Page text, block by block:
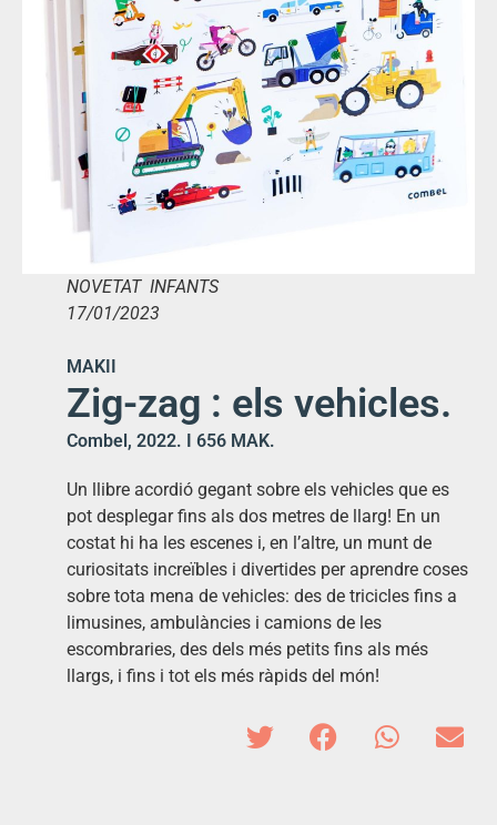
NOVETAT INFANTS
17/01/2023
MAKII
Zig-zag : els vehicles.
Combel, 2022. I 656 MAK.
Un llibre acordió gegant sobre els vehicles que es
pot desplegar fins als dos metres de llarg! En un
costat hi ha les escenes i, en l’altre, un munt de
curiositats increïbles i divertides per aprendre coses
sobre tota mena de vehicles: des de tricicles fins a
limusines, ambulàncies i camions de les
escombraries, des dels més petits fins als més
llargs, i fins i tot els més ràpids del món!